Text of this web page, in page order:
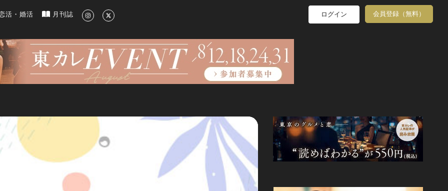
ルメ、洗練されたライフスタイル情報
活・婚活 月刊誌 ログイン 会員登録（無料）